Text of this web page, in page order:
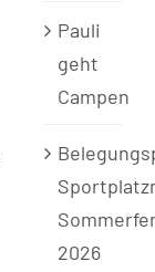
Pauli
geht
Campen
2026